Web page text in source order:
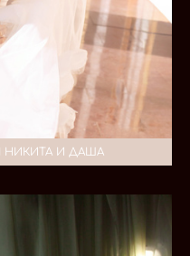
НИКИТА И ДАША